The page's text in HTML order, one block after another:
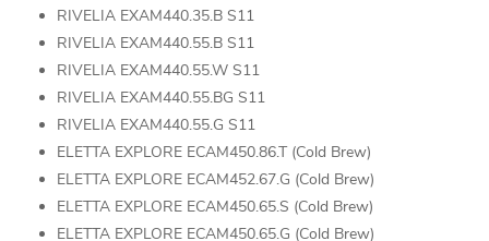
RIVELIA EXAM440.35.B S11
RIVELIA EXAM440.55.B S11
RIVELIA EXAM440.55.W S11
RIVELIA EXAM440.55.BG S11
RIVELIA EXAM440.55.G S11
ELETTA EXPLORE ECAM450.86.T (Cold Brew)
ELETTA EXPLORE ECAM452.67.G (Cold Brew)
ELETTA EXPLORE ECAM450.65.S (Cold Brew)
ELETTA EXPLORE ECAM450.65.G (Cold Brew)